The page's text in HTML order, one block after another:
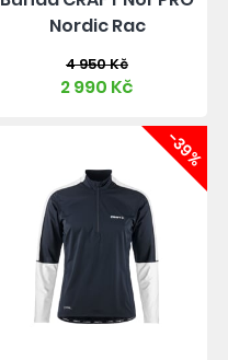
Nordic Rac
4 950 Kč
2 990 Kč
-39%